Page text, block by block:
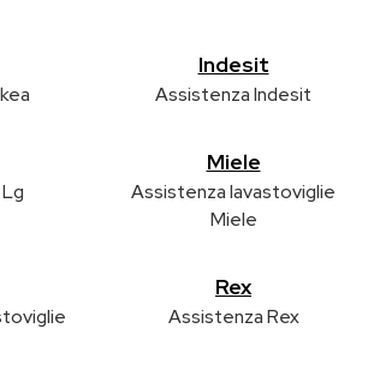
Indesit
Assistenza Indesit
Miele
Assistenza lavastoviglie
Miele
Rex
Assistenza Rex